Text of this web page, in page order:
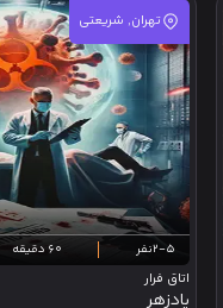
تهران, شریعتی
2-5نفر 60 دقیقه
اتاق فرار
پادزهر